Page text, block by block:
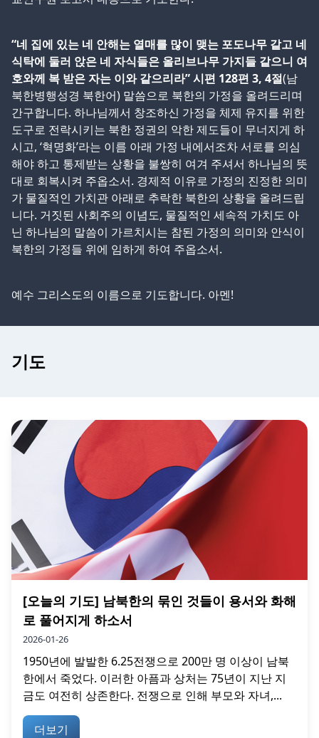
“네 집에 있는 네 안해는 열매를 많이 맺는 포도나무 같고 네
식탁에 둘러 앉은 네 자식들은 올리브나무 가지들 같으니 여
호와께 복 받은 자는 이와 같으리라” 시편 128편 3, 4절(남
북한병행성경 북한어) 말씀으로 북한의 가정을 올려드리며
간구합니다. 하나님께서 창조하신 가정을 체제 유지를 위한
도구로 전락시키는 북한 정권의 악한 제도들이 무너지게 하
시고, ‘혁명화’라는 이름 아래 가정 내에서조차 서로를 의심
해야 하고 통제받는 상황을 불쌍히 여겨 주셔서 하나님의 뜻
대로 회복시켜 주옵소서. 경제적 이유로 가정의 진정한 의미
가 물질적인 가치관 아래로 추락한 북한의 상황을 올려드립
니다. 거짓된 사회주의 이념도, 물질적인 세속적 가치도 아
닌 하나님의 말씀이 가르치시는 참된 가정의 의미와 안식이
북한의 가정들 위에 임하게 하여 주옵소서.
예수 그리스도의 이름으로 기도합니다. 아멘!
기도
[오늘의 기도] 남북한의 묶인 것들이 용서와 화해
로 풀어지게 하소서
2026-01-26
1950년에 발발한 6.25전쟁으로 200만 명 이상이 남북
한에서 죽었다. 이러한 아픔과 상처는 75년이 지난 지
금도 여전히 상존한다. 전쟁으로 인해 부모와 자녀,...
더보기